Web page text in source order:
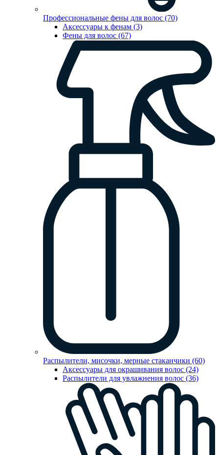
Профессиональные фены для волос (70)
Аксессуары к фенам (3)
Фены для волос (67)
Распылители, мисочки, мерные стаканчики (60)
Аксессуары для окрашивания волос (24)
Распылители для увлажнения волос (36)